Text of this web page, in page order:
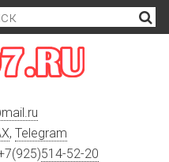
mail.ru
, Telegram
514-52-20